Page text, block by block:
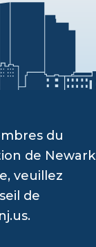
du
de Newark
veuillez
de
.